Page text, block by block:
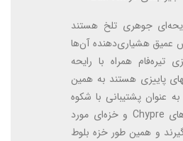
جوهری تلخ هستند
عمیق هشیاری‌دهنده آن‌ها
همراه با رایحه
پاییزی هستند به همین
عنوان پشتیبانی با شکوه
در خانواده عطرهای Chypre و خزه‌ای مورد
و همین طور خزه بلوط